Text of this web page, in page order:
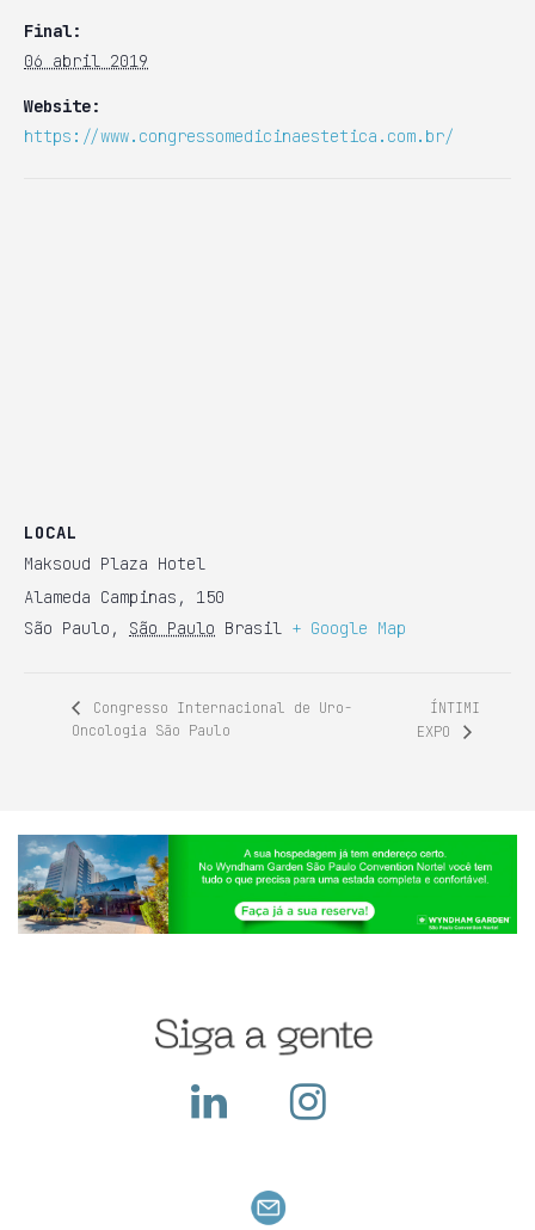
Final:
06 abril 2019
Website:
https://www.congressomedicinaestetica.com.br/
LOCAL
Maksoud Plaza Hotel
Alameda Campinas, 150
São Paulo , São Paulo Brasil + Google Map
Congresso Internacional de Uro-
Oncologia São Paulo
ÍNTIMI
EXPO